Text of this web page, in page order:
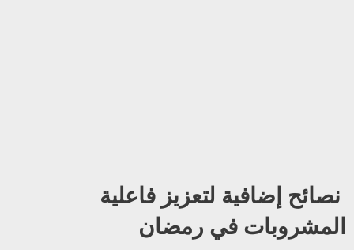
نصائح إضافية لتعزيز فاعلية
المشروبات في رمضان